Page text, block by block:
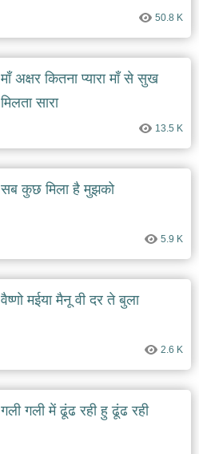
50.8 K
माँ अक्षर कितना प्यारा माँ से सुख
मिलता सारा
13.5 K
सब कुछ मिला है मुझको
5.9 K
वैष्णो मईया मैनू वी दर ते बुला
2.6 K
गली गली में ढूंढ रही हु ढूंढ रही